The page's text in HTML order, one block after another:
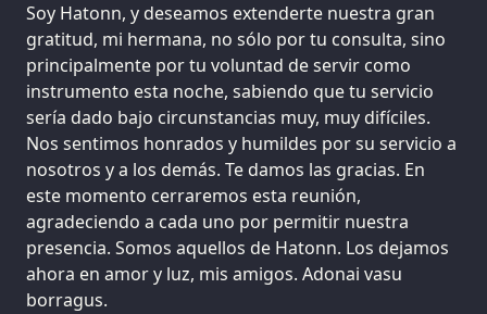
Soy Hatonn, y deseamos extenderte nuestra gran
gratitud, mi hermana, no sólo por tu consulta, sino
principalmente por tu voluntad de servir como
instrumento esta noche, sabiendo que tu servicio
sería dado bajo circunstancias muy, muy difíciles.
Nos sentimos honrados y humildes por su servicio a
nosotros y a los demás. Te damos las gracias. En
este momento cerraremos esta reunión,
agradeciendo a cada uno por permitir nuestra
presencia. Somos aquellos de Hatonn. Los dejamos
ahora en amor y luz, mis amigos. Adonai vasu
borragus.